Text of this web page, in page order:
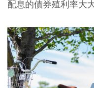
配息的債券殖利率大